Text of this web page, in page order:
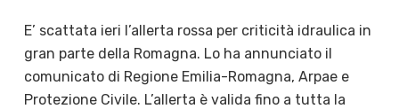
E’ scattata ieri l’allerta rossa per criticità idraulica in
gran parte della Romagna. Lo ha annunciato il
comunicato di Regione Emilia-Romagna, Arpae e
Protezione Civile. L’allerta è valida fino a tutta la